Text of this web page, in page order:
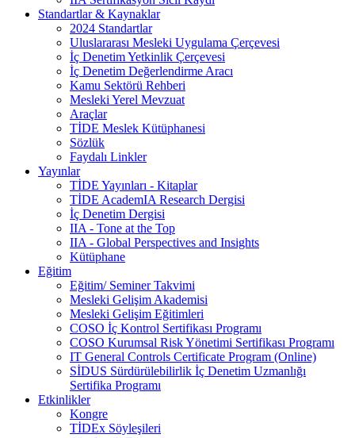
Standartlar & Kaynaklar
2024 Standartlar
Uluslararası Mesleki Uygulama Çerçevesi
İç Denetim Yetkinlik Çerçevesi
İç Denetim Değerlendirme Aracı
Kamu Sektörü Rehberi
Mesleki Yerel Mevzuat
Araçlar
TİDE Meslek Kütüphanesi
Sözlük
Faydalı Linkler
Yayınlar
TİDE Yayınları - Kitaplar
TİDE AcademIA Research Dergisi
İç Denetim Dergisi
IIA - Tone at the Top
IIA - Global Perspectives and Insights
Kütüphane
Eğitim
Eğitim/ Seminer Takvimi
Mesleki Gelişim Akademisi
Mesleki Gelişim Eğitimleri
COSO İç Kontrol Sertifikası Programı
COSO Kurumsal Risk Yönetimi Sertifikası Programı
IT General Controls Certificate Program (Online)
SİDUS Sürdürülebilirlik İç Denetim Uzmanlığı
Sertifika Programı
Etkinlikler
Kongre
TİDEx Söyleşileri